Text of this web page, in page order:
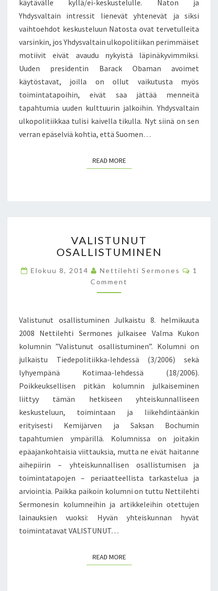
I
T
I
I
A
S
S
L
I
S
I
E
Ö
I
Ä
–
N
L
L
E
K
Y
L
L
Ä
A
T
A
K
U
V
E
N
J
Ä
käytävälle kyllä/ei-keskustelulle. Naton ja
Yhdysvaltain intressit lienevät yhtenevät ja siksi
vaihtoehdot keskusteluun Natosta ovat tervetulleita
varsinkin, jos Yhdysvaltain ulkopolitiikan perimmäiset
motiivit eivät avaudu nykyistä läpinäkyvimmiksi.
Uuden presidentin Barack Obaman avoimet
käytöstavat, joilla on ollut vaikutusta myös
toimintatapoihin, eivät saa jättää menneitä
tapahtumia uuden kulttuurin jalkoihin. Yhdysvaltain
ulkopolitiikkaa tulisi kaivella tikulla. Nyt siinä on sen
verran epäselviä kohtia, että Suomen…
READ MOREREAD MORE
A
L
S
T
U
O
S
A
L
S
T
U
M
N
E
N
VALISTUNUT
OSALLISTUMINEN
Elokuu 8, 2014 Nettilehti Sermones
C
O
S
1
Comment
Valistunut osallistuminen Julkaistu 8. helmikuuta
2008 Nettilehti Sermones julkaisee Valma Kukon
kolumnin ”Valistunut osallistuminen”. Kolumni on
julkaistu Tiedepolitiikka-lehdessä (3/2006) sekä
lyhyempänä Kotimaa-lehdessä (18/2006).
Poikkeuksellisen pitkän kolumnin julkaiseminen
liittyy tämän hetkiseen yhteiskunnalliseen
keskusteluun, toimintaan ja liikehdintäänkin
erityisesti Kemijärven ja Saksan Bochumin
tapahtumien ympärillä. Kolumnissa on joitakin
epäajankohtaisia viittauksia, mutta ne eivät haitanne
aihepiirin – yhteiskunnallisen osallistumisen ja
toimintatapojen – periaatteellista tarkastelua ja
arviointia. Paikka paikoin kolumni on tuttu Nettilehti
Sermonesin kolumneihin ja artikkeleihin otettujen
lainauksien vuoksi: Hyvän yhteiskunnan hyvät
toimintatavat VALISTUNUT…
READ MOREREAD MORE